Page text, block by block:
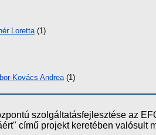
Loretta (1)
Kovács Andrea (1)
szolgáltatásfejlesztése az
című projekt keretében valósult